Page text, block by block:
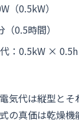
（0.5kW）
0.5時間）
：0.5kW ×
気代は縦型とそ
の真価は乾燥機